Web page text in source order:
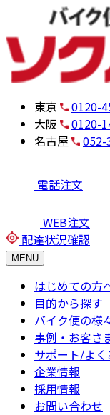
東京 0120-
大阪 0120-
名古屋 052-
電話注文
WEB注文
配達状況確認
MENU
はじめての方
目的から探す
バイク便の様
事例・お客さ
サポート/よ
企業情報
採用情報
お問い合わせ